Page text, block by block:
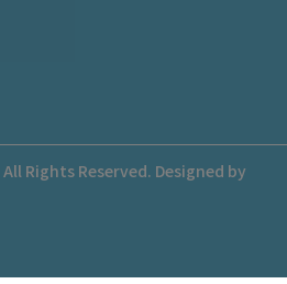
All Rights Reserved. Designed by